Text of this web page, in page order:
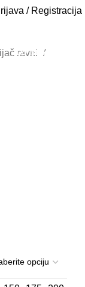
/ Registracija
ravni
Do isteka zaliha
Do isteka zaliha
Do isteka zaliha
Do isteka zaliha
Do isteka zaliha